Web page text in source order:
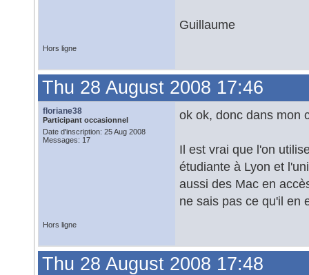
Guillaume
Hors ligne
Thu 28 August 2008 17:46
floriane38
Participant occasionnel
Date d'inscription: 25 Aug 2008
Messages: 17
ok ok, donc dans mon
Il est vrai que l'on
étudiante à Lyon et
aussi des Mac en
ne sais pas ce qu'il en
Hors ligne
Thu 28 August 2008 17:48